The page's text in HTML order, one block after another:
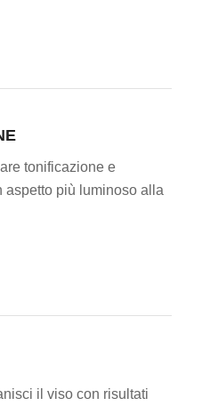
tonificazione e
aspetto più luminoso alla
il viso con risultati